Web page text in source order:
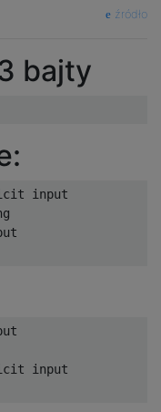
źródło
bajty
input
input